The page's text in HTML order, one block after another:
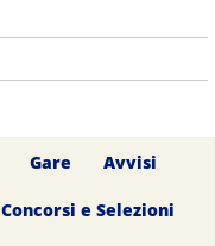
Gare Avvisi
Concorsi e Selezioni